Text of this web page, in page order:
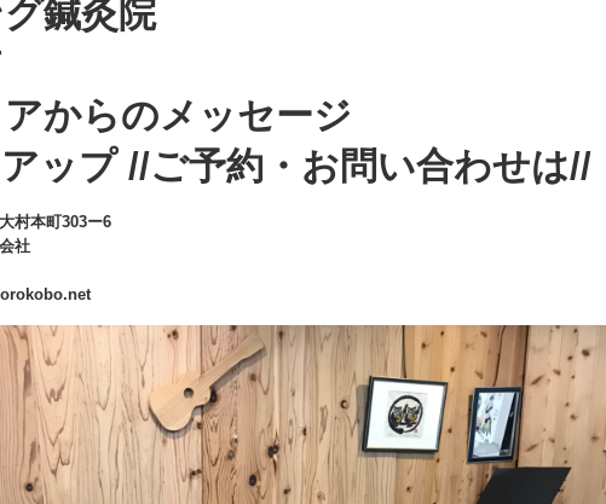
鍼灸院
からのメッセージ
ップ //ご予約・お問い合わせは//
村本町303ー6
社